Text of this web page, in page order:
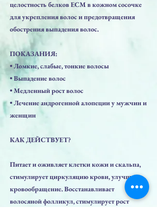
целостность белков ЕСМ в кожном сосочке
для укрепления волос и предотвращения
обострения выпадения волос.
ПОКАЗАНИЯ:
• Ломкие, слабые, тонкие волосы
• Выпадение волос
• Медленный рост волос
• Лечение андрогенной алопеции у мужчин и
женщин
КАК ДЕЙСТВУЕТ?
Питает и оживляет клетки кожи и скальпа,
стимулирует циркуляцию крови, улучшает
кровообращение. Восстанавливает
волосяной фолликул, стимулирует рост